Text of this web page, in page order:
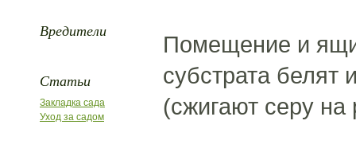
Вредители
Статьи
Закладка сада
Уход за садом
Помещение и
субстрата белят
(сжигают серу на